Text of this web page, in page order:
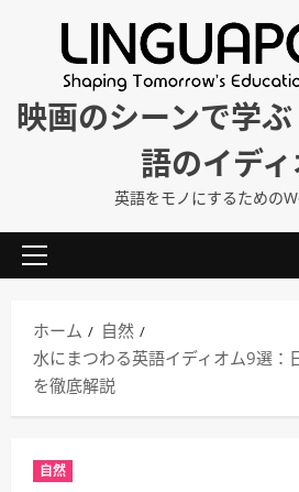
映画のシーンで学
語のイデ
英語をモノにするための
メ
ン
メ
ニ
ホーム
自然
水にまつわる英語イディオム9選：
を徹底解説
自然